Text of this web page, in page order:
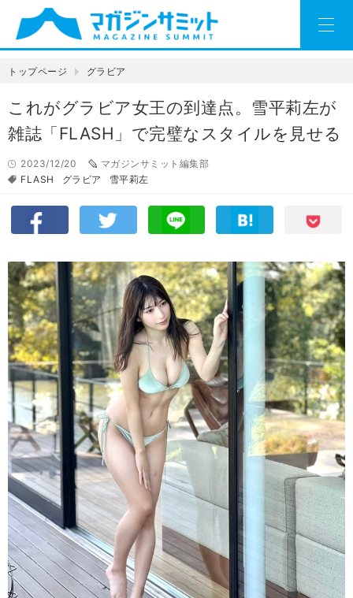
トップページ グラビア
これがグラビア女王の到達点。雪平莉左が
雑誌「FLASH」で完璧なスタイルを見せる
2023/12/20
マガジンサミット編集部
FLASH
グラビア 雪平莉左